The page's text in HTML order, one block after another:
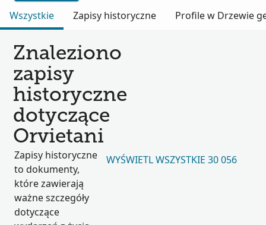
Wszystkie
Zapisy historyczne Profile w Drzewie
Znaleziono
zapisy
historyczne
dotyczące
Orvietani
Zapisy historyczne
to dokumenty,
które zawierają
ważne szczegóły
dotyczące
WYŚWIETL WSZYSTKIE 30 056